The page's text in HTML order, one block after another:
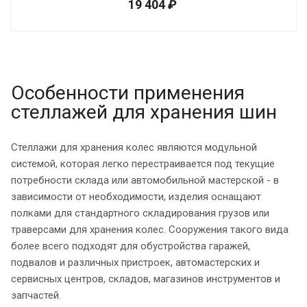
19 404₽
Особенности применения
стеллажей для хранения шин
Стеллажи для хранения колес являются модульной
системой, которая легко перестраивается под текущие
потребности склада или автомобильной мастерской - в
зависимости от необходимости, изделия оснащают
полками для стандартного складирования грузов или
траверсами для хранения колес. Сооружения такого вида
более всего подходят для обустройства гаражей,
подвалов и различных пристроек, автомастерских и
сервисных центров, складов, магазинов инструментов и
запчастей.